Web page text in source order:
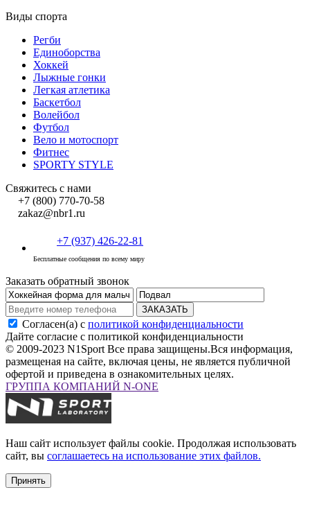
Виды спорта
Регби
Единоборства
Хоккей
Лыжные гонки
Легкая атлетика
Баскетбол
Волейбол
Футбол
Вело и мотоспорт
Фитнес
SPORTY STYLE
Свяжитесь с нами
+7 (800) 770-70-58
zakaz@nbr1.ru
+7 (937) 426-22-81
Бесплатные сообщения по всему миру
Заказать обратный звонок
ЗАКАЗАТЬ
Согласен(а) с политикой конфиденциальности
Дайте согласие с политикой конфиденциальности
© 2009-2023 N1Sport Все права защищены.Вся информация,
размещеная на сайте, включая цены, не является публичной
офертой и приведена в ознакомительных целях.
ГРУППА КОМПАНИЙ N-ONE
Наш сайт использует файлы cookie. Продолжая использовать
сайт, вы соглашаетесь на использование этих файлов.
Принять